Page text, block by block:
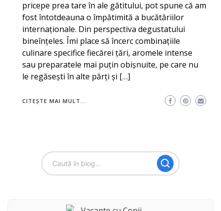
pricepe prea tare în ale gătitului, pot spune că am
fost întotdeauna o împătimită a bucătăriilor
internaționale. Din perspectiva degustatului
bineînțeles. Îmi place să încerc combinațiile
culinare specifice fiecărei țări, aromele intense
sau preparatele mai puțin obișnuite, pe care nu
le regăsești în alte părți și […]
CITEȘTE MAI MULT...